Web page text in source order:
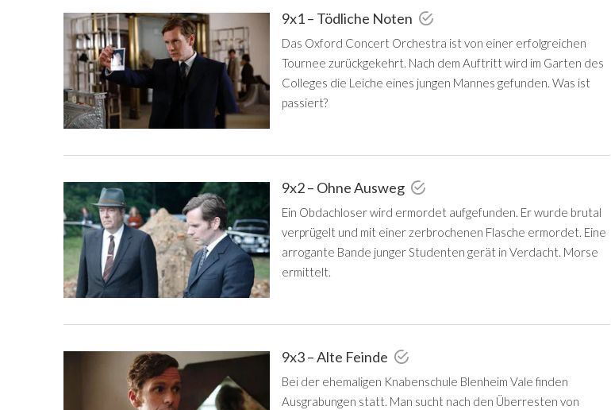
9x1 – Tödliche Noten
Das Oxford Concert Orchestra ist von einer erfolgreichen
Tournee zurückgekehrt. Nach dem Auftritt wird im Garten des
Colleges die Leiche eines jungen Mannes gefunden. Was ist
passiert?
9x2 – Ohne Ausweg
Ein Obdachloser wird ermordet aufgefunden. Er wurde brutal
verprügelt und mit einer zerbrochenen Flasche ermordet. Eine
arrogante Bande junger Studenten gerät in Verdacht. Morse
ermittelt.
9x3 – Alte Feinde
Bei der ehemaligen Knabenschule Blenheim Vale finden
Ausgrabungen statt. Man sucht nach den Überresten von